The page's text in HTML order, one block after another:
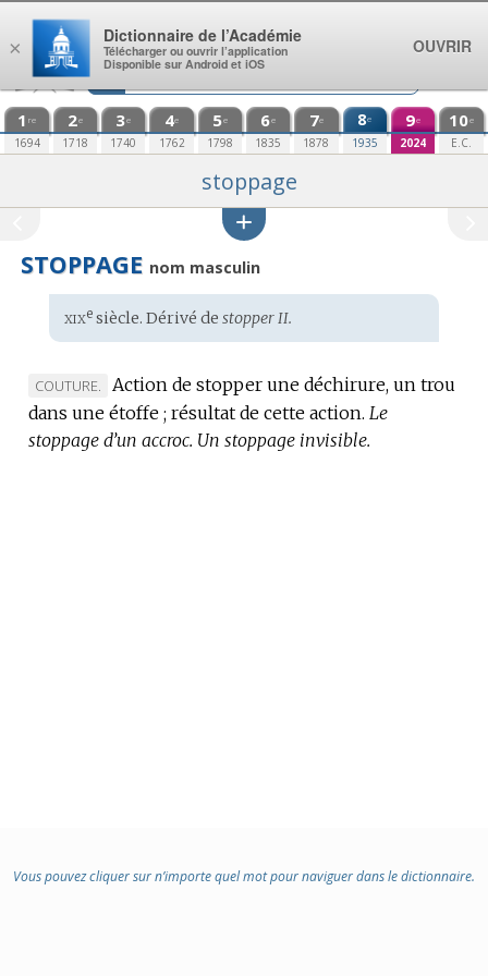
Aller au contenu
1 re
1694
2e
1718
3e
1740
4e
1762
5e
1798
6e
1835
7e
1878
8e
1935
9e
2024
10e
E.C.
stoppage
STOPPAGE nom masculin
Étymologie
:
xixesiècle. Dérivé de stopper II.
MARQUE
DE
DOMAINE
COUTURE.
Action de stopper une déchirure, un trou
dans une étoffe ; résultat de cette action. Le
stoppage d’un accroc. Un stoppage invisible.
Vous pouvez cliquer sur n’importe quel mot pour naviguer dans le dictionnaire.
×
Dictionnaire de l’Académie
Télécharger ou ouvrir l’application
Disponible sur Android et iOS
OUVRIR